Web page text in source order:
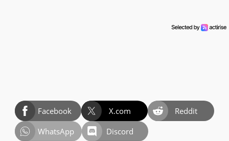
Facebook X.com
Reddit
WhatsApp
Discord